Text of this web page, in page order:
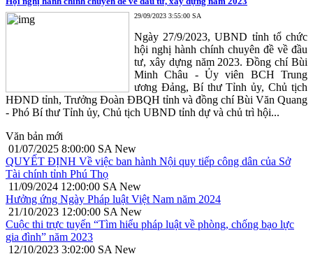
29/09/2023 3:55:00 SA
Ngày 27/9/2023, UBND tỉnh tổ chức
hội nghị hành chính chuyên đề về đầu
tư, xây dựng năm 2023. Đồng chí Bùi
Minh Châu - Ủy viên BCH Trung
ương Đảng, Bí thư Tỉnh ủy, Chủ tịch
HĐND tỉnh, Trưởng Đoàn ĐBQH tỉnh và đồng chí Bùi Văn Quang
- Phó Bí thư Tỉnh ủy, Chủ tịch UBND tỉnh dự và chủ trì hội...
Văn bản mới
01/07/2025 8:00:00 SA New
QUYẾT ĐỊNH Về việc ban hành Nội quy tiếp công dân của Sở
Tài chính tỉnh Phú Thọ
11/09/2024 12:00:00 SA New
Hưởng ứng Ngày Pháp luật Việt Nam năm 2024
21/10/2023 12:00:00 SA New
Cuộc thi trực tuyến “Tìm hiểu pháp luật về phòng, chống bạo lực
gia đình” năm 2023
12/10/2023 3:02:00 SA New